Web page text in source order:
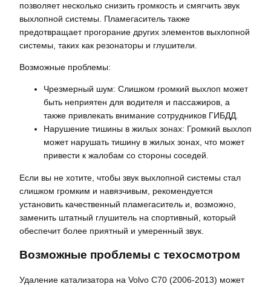
позволяет несколько снизить громкость и смягчить звук
выхлопной системы. Пламегаситель также
предотвращает прогорание других элементов выхлопной
системы, таких как резонаторы и глушители.
Возможные проблемы:
Чрезмерный шум: Слишком громкий выхлоп может
быть неприятен для водителя и пассажиров, а
также привлекать внимание сотрудников ГИБДД.
Нарушение тишины в жилых зонах: Громкий выхлоп
может нарушать тишину в жилых зонах, что может
привести к жалобам со стороны соседей.
Если вы не хотите, чтобы звук выхлопной системы стал
слишком громким и навязчивым, рекомендуется
установить качественный пламегаситель и, возможно,
заменить штатный глушитель на спортивный, который
обеспечит более приятный и умеренный звук.
Возможные проблемы с техосмотром
Удаление катализатора на Volvo C70 (2006-2013) может